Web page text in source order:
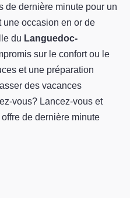
de dernière minute pour un
une occasion en or de
du Languedoc-
sur le confort ou le
et une préparation
des vacances
vous? Lancez-vous et
de dernière minute